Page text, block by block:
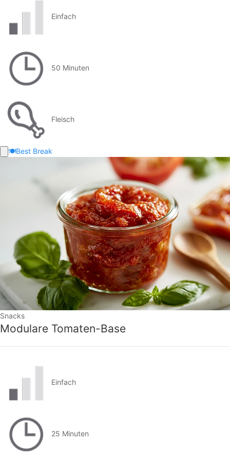
Einfach
50 Minuten
Fleisch
🍽️Best Break
Snacks
Modulare Tomaten-Base
Einfach
25 Minuten